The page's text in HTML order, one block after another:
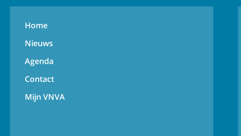
Home
Nieuws
Agenda
Contact
Mijn VNVA